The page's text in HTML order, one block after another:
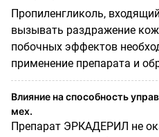
Пропиленгликоль,
вызывать раздражение
побочных эффектов
применение препарата и
Влияние на способность
мех.
Препарат ЭРКАДЕРИЛ не